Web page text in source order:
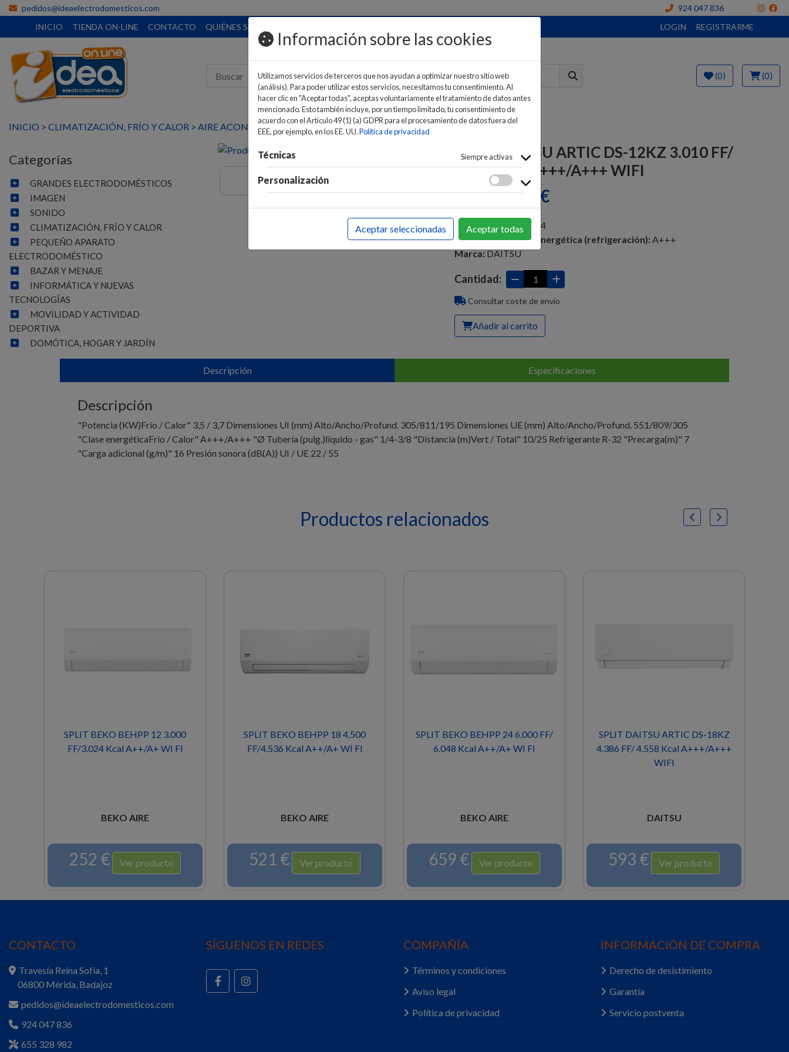
pedidos@ideaelectrodomesticos.com
924 047 836
INICIO
TIENDA ON-LINE CONTACTO QUIÉNES SOMOS LOGIN REGISTRARME
(0) (0)
INICIO > CLIMATIZACIÓN, FRÍO Y CALOR > AIRE ACONDICIONADO>SPLIT
Categorías
GRANDES ELECTRODOMÉSTICOS
IMAGEN
SONIDO
CLIMATIZACIÓN, FRÍO Y CALOR
PEQUEÑO APARATO
ELECTRODOMÉSTICO
BAZAR Y MENAJE
INFORMÁTICA Y NUEVAS
TECNOLOGÍAS
MOVILIDAD Y ACTIVIDAD
DEPORTIVA
DOMÓTICA, HOGAR Y JARDÍN
SPLIT DAITSU ARTIC DS-12KZ 3.010 FF/
3.182 Kcal A+++/A+++ WIFI
343 €
EAN:8432884648764
Clase de eficiencia energética (refrigeración): A+++
Marca:DAITSU
Cantidad:
Consultar coste de envío
Añadir al carrito
Descripción Especificaciones
Descripción
"Potencia (KW)Frío / Calor" 3,5 / 3,7 Dimensiones UI (mm) Alto/Ancho/Profund. 305/811/195 Dimensiones UE (mm) Alto/Ancho/Profund. 551/809/305
"Clase energéticaFrío / Calor" A+++/A+++ "Ø Tubería (pulg.)líquido - gas" 1/4-3/8 "Distancia (m)Vert / Total" 10/25 Refrigerante R-32 "Precarga(m)" 7
"Carga adicional (g/m)" 16 Presión sonora (dB(A)) UI / UE 22 / 55
Productos relacionados
SPLIT BEKO BEHPP 12 3.000
FF/3.024 Kcal A++/A+ WI FI
BEKO AIRE
252 € Ver producto
SPLIT BEKO BEHPP 18 4.500
FF/4.536 Kcal A++/A+ WI FI
BEKO AIRE
521 € Ver producto
SPLIT BEKO BEHPP 24 6.000 FF/
6.048 Kcal A++/A+ WI FI
BEKO AIRE
659 € Ver producto
SPLIT DAITSU ARTIC DS-18KZ
4.386 FF/ 4.558 Kcal A+++/A+++
WIFI
DAITSU
593 € Ver producto
CONTACTO
Travesía Reina Sofía, 1
06800 Mérida, Badajoz
pedidos@ideaelectrodomesticos.com
924 047 836
655 328 982
SÍGUENOS EN REDES COMPAÑÍA
Términos y condiciones
Aviso legal
Política de privacidad
INFORMACIÓN DE COMPRA
Derecho de desistimiento
Garantía
Servicio postventa
Información sobre las cookies
Utilizamos servicios de terceros que nos ayudan a optimizar nuestro sitio web
(análisis). Para poder utilizar estos servicios, necesitamos tu consentimiento. Al
hacer clic en "Aceptar todas", aceptas voluntariamente el tratamiento de datos antes
mencionado. Esto también incluye, por un tiempo limitado, tu consentimiento de
acuerdo con el Artículo 49 (1) (a) GDPR para el procesamiento de datos fuera del
EEE, por ejemplo, en los EE. UU.Política de privacidad
Técnicas Siempre activas
Personalización
Aceptar seleccionadas Aceptar todas